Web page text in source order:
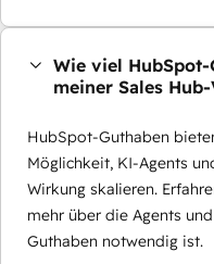
Wie viel
meiner Sales
HubSpot-Guthaben
Möglichkeit, KI-Agents
Wirkung skalieren.
mehr über die Agents
Guthaben notwendig ist.